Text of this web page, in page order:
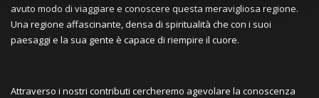
avuto modo di viaggiare e conoscere questa meravigliosa regione.
Una regione affascinante, densa di spiritualità che con i suoi
paesaggi e la sua gente è capace di riempire il cuore.
Attraverso i nostri contributi cercheremo agevolare la conoscenza